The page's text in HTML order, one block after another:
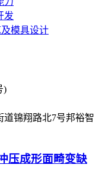
发
模具设计
)
锦翔路北7号邦裕智
压成形面畸变缺